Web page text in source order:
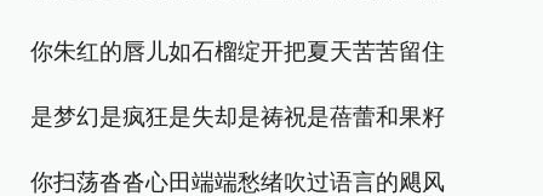
你朱红的唇儿如石榴绽开把夏天苦苦留住
是梦幻是疯狂是失却是祷祝是蓓蕾和果籽
你扫荡沓沓心田端端愁绪吹过语言的飓风